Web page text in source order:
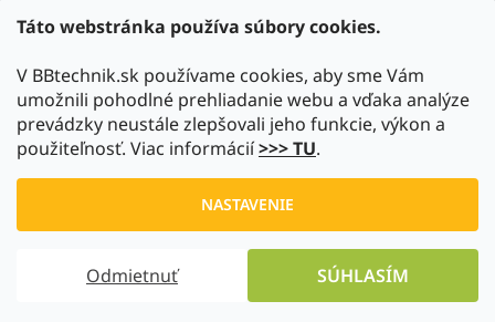
Táto webstránka používa súbory cookies.
V BBtechnik.sk používame cookies, aby sme Vám
umožnili pohodlné prehliadanie webu a vďaka analýze
prevádzky neustále zlepšovali jeho funkcie, výkon a
použiteľnosť. Viac informácií>>> TU.
NASTAVENIE
Odmietnuť SÚHLASÍM
bbtechnik
https://www.youtube.com/@bb-techniks.r.o.7746
www.bbtechnik.sk. Všetky práva vyhradené.
Upraviť nastavenie cookies